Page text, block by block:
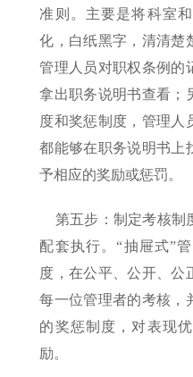
准则。主要是将科室
化，白纸黑字，清清楚
管理人员对职权条例的
拿出职务说明书查看；
度和奖惩制度，管理人
都能够在职务说明书上
予相应的奖励或惩罚。
第五步：制定考核制
配套执行。“抽屉式”
度，在公平、公开、公
每一位管理者的考核，
的奖惩制度，对表现
励。